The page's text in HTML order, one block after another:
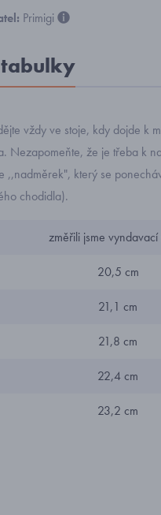
Primigi
vždy ve stoje, kdy dojde k
Nezapomeňte, že je třeba k
,,nadměrek", který se
chodidla).
změřili jsme vyndavací
20,5 cm
21,1 cm
21,8 cm
22,4 cm
23,2 cm